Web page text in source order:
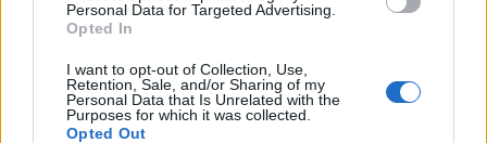
Personal Data for Targeted Advertising.
Opted In
I want to opt-out of Collection, Use,
Retention, Sale, and/or Sharing of my
Personal Data that Is Unrelated with the
Purposes for which it was collected.
Opted Out
Ockovany nejsem